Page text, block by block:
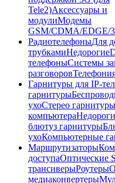
Tele2)Аксессуары и
модулиМодемы
GSM/CDMA/EDGE/
РадиотелефоныДля
трубкамиНедорогие
телефоныСистемы
разговоров
Гарнитуры для IP-
гарнитуры
ухоСтерео гарнитуры
компьютера
блютуз гарнитуры
ухоКомпьютерные
Маршрутизаторы
доступаОптические
трансиверыРоутеры
медиаконвертеры